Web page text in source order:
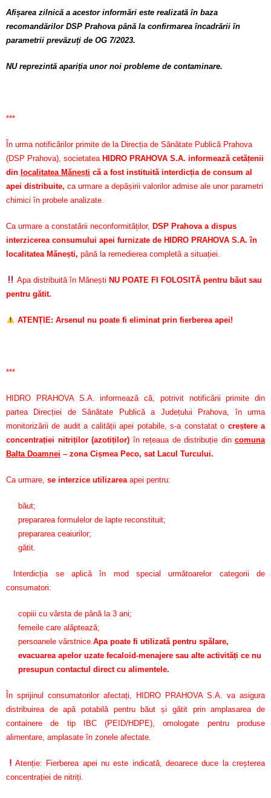
Afișarea zilnică a acestor informări este realizată în baza
recomandărilor DSP Prahova până la confirmarea încadrării în
parametrii prevăzuți de OG 7/2023.
NU reprezintă apariția unor noi probleme de contaminare.
***
În urma notificărilor primite de la Direcția de Sănătate Publică Prahova
(DSP Prahova), societatea HIDRO PRAHOVA S.A. informează cetățenii
din localitatea Mănești că a fost instituită interdicția de consum al
apei distribuite, ca urmare a depășirii valorilor admise ale unor parametri
chimici în probele analizate.
Ca urmare a constatării neconformităților, DSP Prahova a dispus
interzicerea consumului apei furnizate de HIDRO PRAHOVA S.A. în
localitatea Mănești, până la remedierea completă a situației.
Apa distribuită în Mănești NU POATE FI FOLOSITĂ pentru băut sau
pentru gătit.
ATENȚIE: Arsenul nu poate fi eliminat prin fierberea apei!
***
HIDRO PRAHOVA S.A. informează că, potrivit notificării primite din
partea Direcției de Sănătate Publică a Județului Prahova, în urma
monitorizării de audit a calității apei potabile, s-a constatat o creștere a
concentrației nitriților (azotiților) în rețeaua de distribuție din comuna
Balta Doamnei – zona Cișmea Peco, sat Lacul Turcului.
Ca urmare, se interzice utilizareaapei pentru:
băut;
prepararea formulelor de lapte reconstituit;
prepararea ceaiurilor;
gătit.
Interdicția se aplică în mod special următoarelor categorii de
consumatori:
copiii cu vârsta de până la 3 ani;
femeile care alăptează;
persoanele vârstnice.Apa poate fi utilizată pentru spălare,
evacuarea apelor uzate fecaloid-menajere sau alte activități ce nu
presupun contactul direct cu alimentele.
În sprijinul consumatorilor afectați, HIDRO PRAHOVA S.A. va asigura
distribuirea de apă potabilă pentru băut și gătit prin amplasarea de
containere de tip IBC (PEID/HDPE), omologate pentru produse
alimentare, amplasate în zonele afectate.
Atenție: Fierberea apei nu este indicată, deoarece duce la creșterea
concentrației de nitriți.